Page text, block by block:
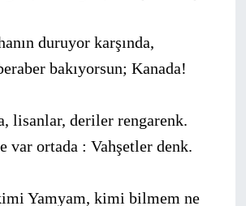
duruyor karşında,
bakıyorsun; Kanada!
lisanlar, deriler rengarenk.
var ortada : Vahşetler denk.
Yamyam, kimi bilmem ne